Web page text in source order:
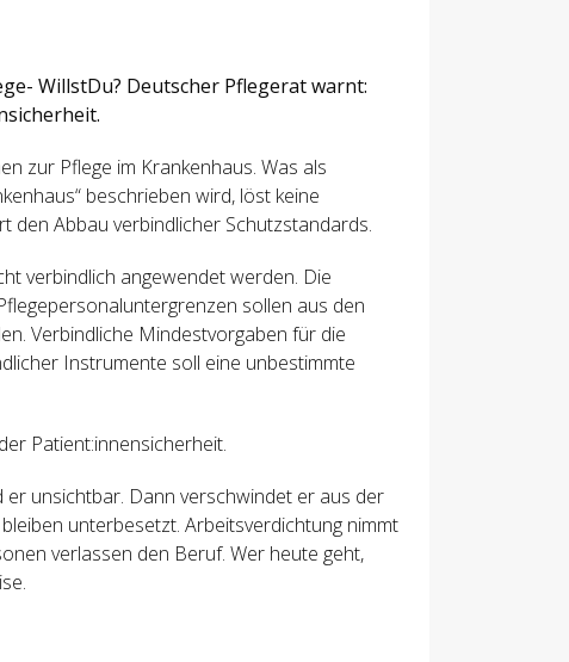
WillstDu? Deutscher Pflegerat warnt:
zur Pflege im Krankenhaus. Was als
beschrieben wird, löst keine
den Abbau verbindlicher Schutzstandards.
verbindlich angewendet werden. Die
sollen aus den
Verbindliche Mindestvorgaben für die
Instrumente soll eine unbestimmte
Patient:innensicherheit.
unsichtbar. Dann verschwindet er aus der
unterbesetzt. Arbeitsverdichtung nimmt
verlassen den Beruf. Wer heute geht,